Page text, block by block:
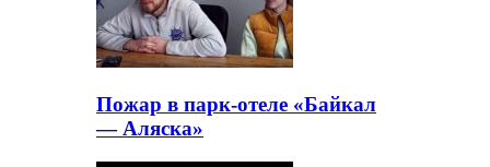
Пожар в парк-отеле «Байкал
— Аляска»